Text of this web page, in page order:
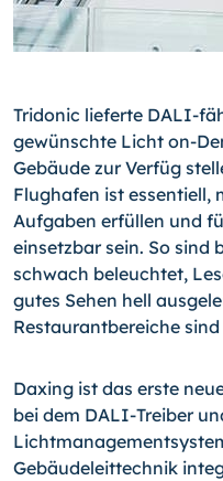
Tridonic lieferte DALI-
gewünschte Licht on-
Gebäude zur Verfüg
Flughafen ist essentiell,
Aufgaben erfüllen und
einsetzbar sein. So sind
schwach beleuchtet,
gutes Sehen hell
Restaurantbereiche
Daxing ist das erste
bei dem DALI-Treiber
Gebäudeleittechnik